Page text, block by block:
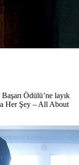
Ödülü’ne layık
Her Şey – All About